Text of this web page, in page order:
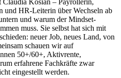
und HR-Leiterin über Wechseln ab
und warum der Mindset-
muss. Sie selbst hat sich mit
neuer Job, neues Land, von
schauen wir auf
50+/60+, Aktivrente,
erfahrene Fachkräfte zwar
eingestellt werden.